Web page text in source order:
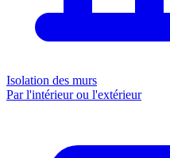
Isolation des murs
Par l'intérieur ou l'extérieur